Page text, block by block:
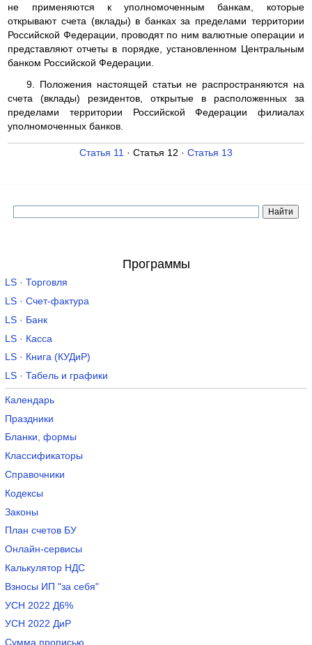
не применяются к уполномоченным банкам, которые
открывают счета (вклады) в банках за пределами территории
Российской Федерации, проводят по ним валютные операции и
представляют отчеты в порядке, установленном Центральным
банком Российской Федерации.
9. Положения настоящей статьи не распространяются на
счета (вклады) резидентов, открытые в расположенных за
пределами территории Российской Федерации филиалах
уполномоченных банков.
Статья 11 · Статья 12 · Статья 13
Программы
LS · Торговля
LS · Счет-фактура
LS · Банк
LS · Касса
LS · Книга (КУДиР)
LS · Табель и графики
Календарь
Праздники
Бланки, формы
Классификаторы
Справочники
Кодексы
Законы
План счетов БУ
Онлайн-сервисы
Калькулятор НДС
Взносы ИП "за себя"
УСН 2022 Д6%
УСН 2022 ДиР
Сумма прописью